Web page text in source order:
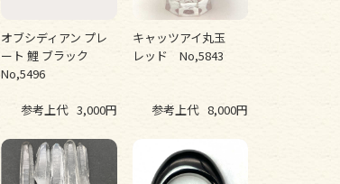
オブシディアン プレ
ート 鯉 ブラック
No,5496
参考上代 3,000円
キャッツアイ丸玉
レッド No,5843
参考上代 8,000円